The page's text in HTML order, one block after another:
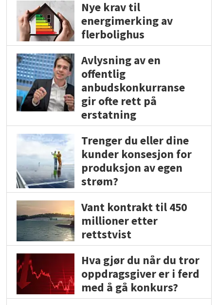
Nye krav til
energimerking av
flerbolighus
Avlysning av en
offentlig
anbudskonkurranse
gir ofte rett på
erstatning
Trenger du eller dine
kunder konsesjon for
produksjon av egen
strøm?
Vant kontrakt til 450
millioner etter
rettstvist
Hva gjør du når du tror
oppdragsgiver er i ferd
med å gå konkurs?